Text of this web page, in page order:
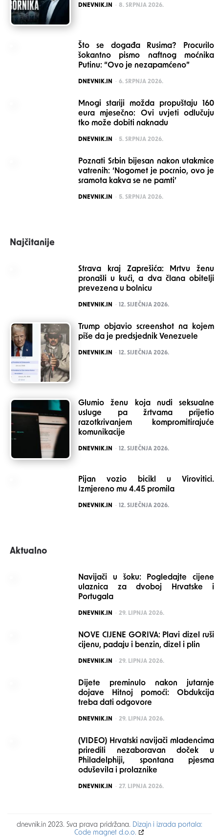
POSTED
DNEVNIK.IN 8. SRPNJA 2026.
Što se događa Rusima? Procurilo
šokantno pismo naftnog moćnika
Putinu: “Ovo je nezapamćeno”
POSTED
DNEVNIK.IN 6. SRPNJA 2026.
Mnogi stariji možda propuštaju 160
eura mjesečno: Ovi uvjeti odlučuju
tko može dobiti naknadu
POSTED
DNEVNIK.IN 5. SRPNJA 2026.
Poznati Srbin bijesan nakon utakmice
vatrenih: ‘Nogomet je pocrnio, ovo je
sramota kakva se ne pamti’
POSTED
DNEVNIK.IN 5. SRPNJA 2026.
Najčitanije
Strava kraj Zaprešića: Mrtvu ženu
pronašli u kući, a dva člana obitelji
prevezena u bolnicu
POSTED
DNEVNIK.IN 12. SIJEČNJA 2026.
Trump objavio screenshot na kojem
piše da je predsjednik Venezuele
POSTED
DNEVNIK.IN 12. SIJEČNJA 2026.
Glumio ženu koja nudi seksualne
usluge pa žrtvama prijetio
razotkrivanjem kompromitirajuće
komunikacije
POSTED
DNEVNIK.IN 12. SIJEČNJA 2026.
Pijan vozio bicikl u Virovitici.
Izmjereno mu 4.45 promila
POSTED
DNEVNIK.IN 12. SIJEČNJA 2026.
Aktualno
Navijači u šoku: Pogledajte cijene
ulaznica za dvoboj Hrvatske i
Portugala
POSTED
DNEVNIK.IN 29. LIPNJA 2026.
NOVE CIJENE GORIVA: Plavi dizel ruši
cijenu, padaju i benzin, dizel i plin
POSTED
DNEVNIK.IN 29. LIPNJA 2026.
Dijete preminulo nakon jutarnje
dojave Hitnoj pomoći: Obdukcija
treba dati odgovore
POSTED
DNEVNIK.IN 29. LIPNJA 2026.
(VIDEO) Hrvatski navijači mladencima
priredili nezaboravan doček u
Philadelphiji, spontana pjesma
oduševila i prolaznike
POSTED
DNEVNIK.IN 27. LIPNJA 2026.
dnevnik.in 2023. Sva prava pridržana. Dizajn i izrada portala:
Code magnet d.o.o.